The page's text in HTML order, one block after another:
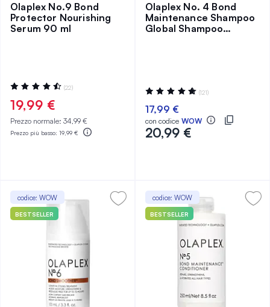
Olaplex No.9 Bond
Protector Nourishing
Serum 90 ml
Valutazione:
92%
(22)
19,99 €
Prezzo normale: 34,99 €
Prezzo più basso: 19,99 €
Olaplex No. 4 Bond
Maintenance Shampoo
Global Shampoo
Valutazione:
96%
(121)
17,99 €
con codice WOW
20,99 €
codice: WOW
BESTSELLER
codice: WOW
BESTSELLER